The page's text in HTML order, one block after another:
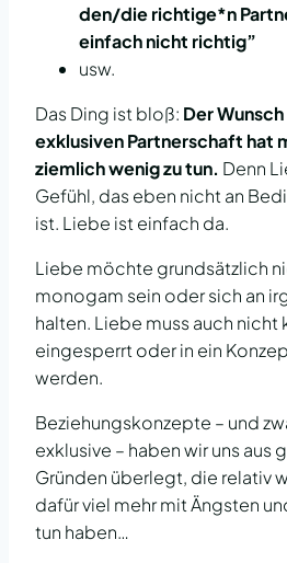
den/die richtige*n
einfach nicht richtig”
usw.
Das Ding ist bloß: Der
exklusiven Partnerschaft hat
ziemlich wenig zu tun. Denn
Gefühl, das eben nicht an
ist. Liebe ist einfach da.
Liebe möchte grundsätzlich
monogam sein oder sich an
halten. Liebe muss auch nicht
eingesperrt oder in ein
werden.
Beziehungskonzepte – und
exklusive – haben wir uns aus
Gründen überlegt, die relativ
dafür viel mehr mit Ängsten
tun haben…